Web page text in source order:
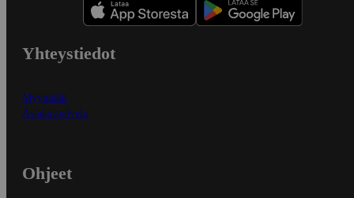
Yhteystiedot
Myymälät
Asiakaspalvelu
Ohjeet